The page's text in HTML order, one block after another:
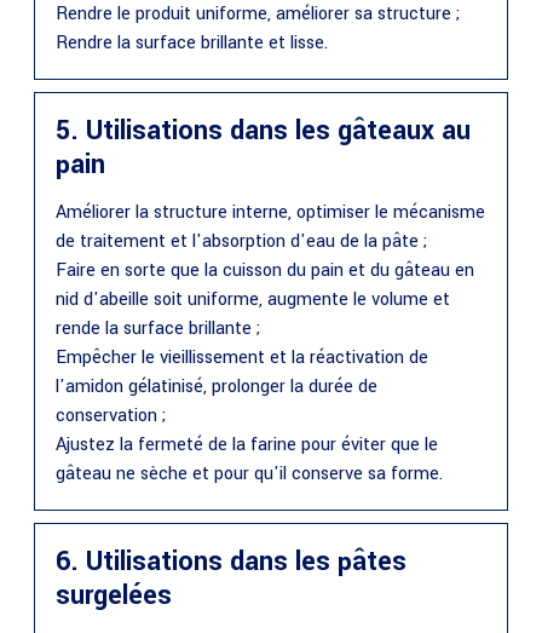
Rendre le produit uniforme, améliorer sa structure ;
Rendre la surface brillante et lisse.
5. Utilisations dans les gâteaux au
pain
Améliorer la structure interne, optimiser le mécanisme
de traitement et l'absorption d'eau de la pâte ;
Faire en sorte que la cuisson du pain et du gâteau en
nid d'abeille soit uniforme, augmente le volume et
rende la surface brillante ;
Empêcher le vieillissement et la réactivation de
l'amidon gélatinisé, prolonger la durée de
conservation ;
Ajustez la fermeté de la farine pour éviter que le
gâteau ne sèche et pour qu'il conserve sa forme.
6. Utilisations dans les pâtes
surgelées